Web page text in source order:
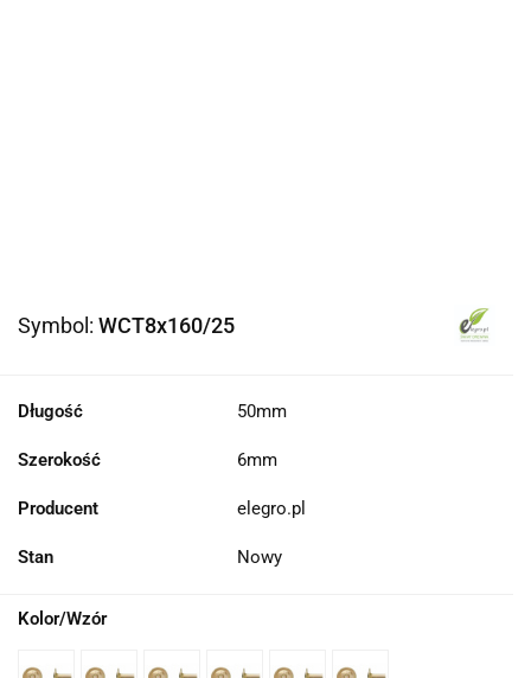
Symbol: WCT8x160/25
Długość 50mm
Szerokość 6mm
Producent elegro.pl
Stan Nowy
Kolor/Wzór